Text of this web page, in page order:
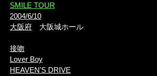
​SMILE TOUR
2004/6/10
大阪府 大阪城ホール
接吻
Lover Boy
HEAVEN'S DRIVE